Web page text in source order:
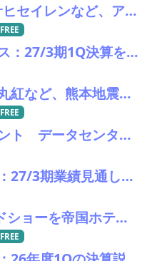
UACJやアサヒセイレンなど、アルミニウムのアップグレードリサイクル実用化開発を開始
FREE
アルコニクス：27/3期1Q決算を発表。業績見通し、配当を修正
豊田通商や丸紅など、熊本地震被害に支援・義援金
FREE
リオ・ティント データセンターブームにおける自社の優位性を強調 銅やアルミニウム事業の伸び背景に
大紀アルミ：27/3期業績見通し、配当をそれぞれ修正
MRAIロードショーを帝国ホテルで開催 「MRAI国際ビジネスサミット(IBS2026)」、日本のリサイクル企業に参加呼びかけ
FREE